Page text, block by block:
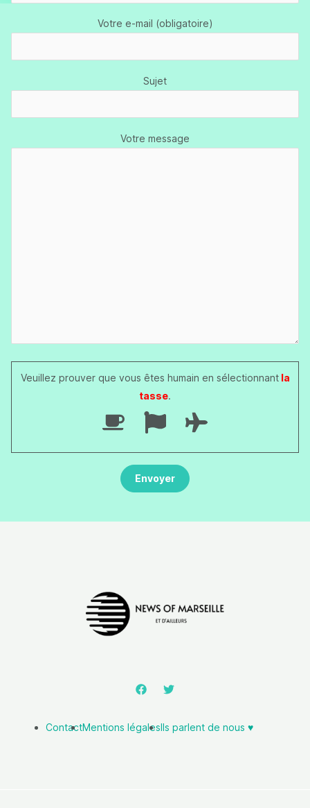
Votre e-mail (obligatoire)
Sujet
Votre message
Veuillez prouver que vous êtes humain en sélectionnantla
tasse.
ContactMentions légalesIls parlent de nous ♥️